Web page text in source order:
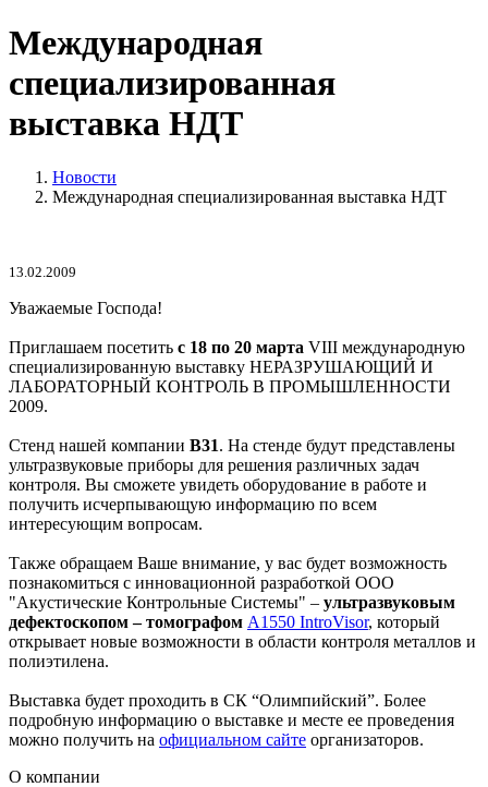
Международная
специализированная
выставка НДТ
Новости
Международная специализированная выставка НДТ
13.02.2009
Уважаемые Господа!
Приглашаем посетить с 18 по 20 марта VIII международную
специализированную выставку НЕРАЗРУШАЮЩИЙ И
ЛАБОРАТОРНЫЙ КОНТРОЛЬ В ПРОМЫШЛЕННОСТИ
2009.
Стенд нашей компании В31. На стенде будут представлены
ультразвуковые приборы для решения различных задач
контроля. Вы сможете увидеть оборудование в работе и
получить исчерпывающую информацию по всем
интересующим вопросам.
Также обращаем Ваше внимание, у вас будет возможность
познакомиться с инновационной разработкой ООО
"Акустические Контрольные Системы" – ультразвуковым
дефектоскопом – томографом А1550 IntroVisor, который
открывает новые возможности в области контроля металлов и
полиэтилена.
Выставка будет проходить в СК “Олимпийский”. Более
подробную информацию о выставке и месте ее проведения
можно получить на официальном сайте организаторов.
О компании